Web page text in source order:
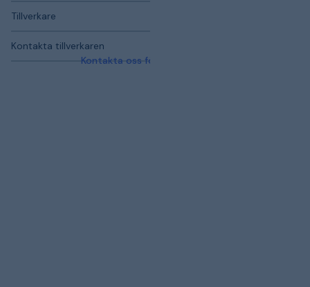
Tillverkare
Kontakta tillverkaren
Kontakta oss för mer information